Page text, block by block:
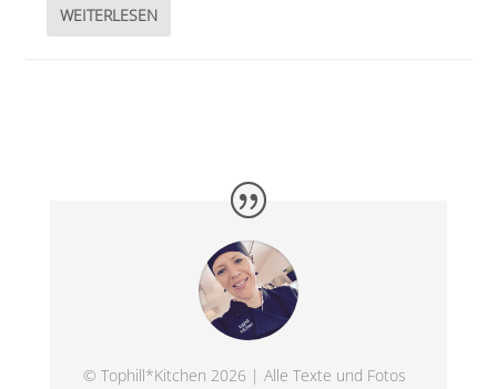
WEITERLESEN
© Tophill*Kitchen 2026 | Alle Texte und Fotos